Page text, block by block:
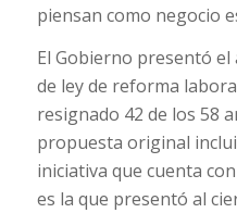
piensan como negocio
El Gobierno presentó
de ley de reforma
resignado 42 de los 58
propuesta original
iniciativa que cuenta
es la que presentó al